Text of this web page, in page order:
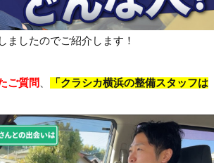
ましたのでご紹介します！
ご質問
「クラシカ横浜の整備スタッフは